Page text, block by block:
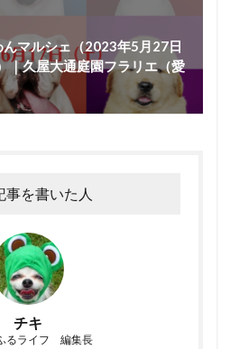
マルシェ（2023年5月27日
｜久屋大通庭園フラリエ（愛
事を書いた人
チキ
るライフ 編集長